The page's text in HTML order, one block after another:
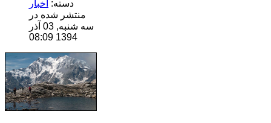
دسته: اخبار
منتشر شده در
سه شنبه, 03 آذر
1394 08:09